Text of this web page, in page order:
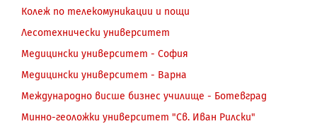
Колеж по телекомуникации и пощи
Лесотехнически университет
Медицински университет - София
Медицински университет - Варна
Международно висше бизнес училище - Ботевград
Минно-геоложки университет "Св. Иван Рилски"